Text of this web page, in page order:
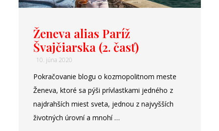
Ženeva alias Paríž
Švajčiarska (2. časť)
10. júna 2020
Pokračovanie blogu o kozmopolitnom meste
Ženeva, ktoré sa pýši prívlastkami jedného z
najdrahších miest sveta, jednou z najvyšších
životných úrovní a mnohí …